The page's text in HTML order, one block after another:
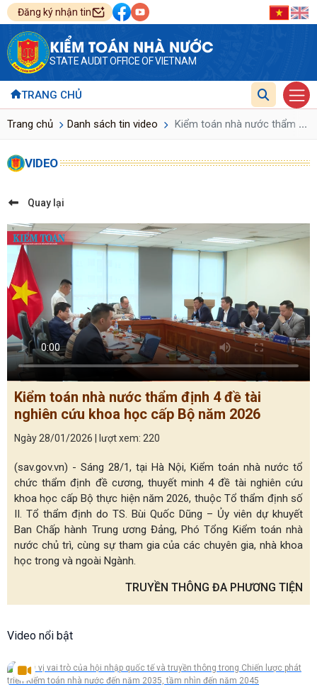
Đăng ký nhận tin
KIỂM TOÁN NHÀ NƯỚC
STATE AUDIT OFFICE OF VIETNAM
TRANG CHỦ
Trang chủ Danh sách tin video Kiểm toán nhà nước thẩm ...
VIDEO
Quay lại
Kiểm toán nhà nước thẩm định 4 đề tài
nghiên cứu khoa học cấp Bộ năm 2026
Ngày 28/01/2026 | lượt xem: 220
(sav.gov.vn) - Sáng 28/1, tại Hà Nội, Kiểm toán nhà nước tổ
chức thẩm định đề cương, thuyết minh 4 đề tài nghiên cứu
khoa học cấp Bộ thực hiện năm 2026, thuộc Tổ thẩm định số
II. Tổ thẩm định do TS. Bùi Quốc Dũng – Ủy viên dự khuyết
Ban Chấp hành Trung ương Đảng, Phó Tổng Kiểm toán nhà
nước chủ trì, cùng sự tham gia của các chuyên gia, nhà khoa
học trong và ngoài Ngành.
TRUYỀN THÔNG ĐA PHƯƠNG TIỆN
Video nổi bật